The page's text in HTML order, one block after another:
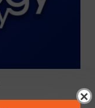
×